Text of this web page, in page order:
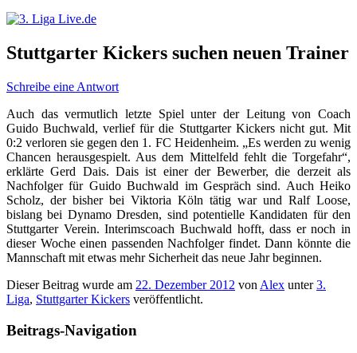
Stuttgarter Kickers suchen neuen Trainer
Schreibe eine Antwort
Auch das vermutlich letzte Spiel unter der Leitung von Coach
Guido Buchwald, verlief für die Stuttgarter Kickers nicht gut. Mit
0:2 verloren sie gegen den 1. FC Heidenheim. „Es werden zu wenig
Chancen herausgespielt. Aus dem Mittelfeld fehlt die Torgefahr“,
erklärte Gerd Dais. Dais ist einer der Bewerber, die derzeit als
Nachfolger für Guido Buchwald im Gespräch sind. Auch Heiko
Scholz, der bisher bei Viktoria Köln tätig war und Ralf Loose,
bislang bei Dynamo Dresden, sind potentielle Kandidaten für den
Stuttgarter Verein. Interimscoach Buchwald hofft, dass er noch in
dieser Woche einen passenden Nachfolger findet. Dann könnte die
Mannschaft mit etwas mehr Sicherheit das neue Jahr beginnen.
Dieser Beitrag wurde am 22. Dezember 2012 von Alex unter3.
Liga, Stuttgarter Kickers veröffentlicht.
Beitrags-Navigation